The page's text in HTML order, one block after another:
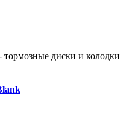
диски и колодки